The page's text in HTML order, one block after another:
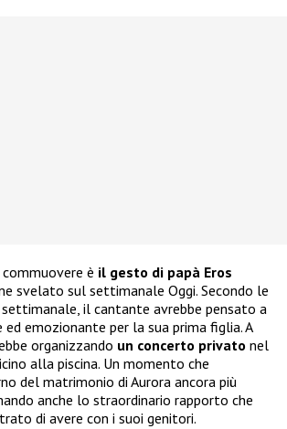
è il gesto di papà Eros
svelato sul settimanale Oggi. Secondo le
il cantante avrebbe pensato a
ed emozionante per la sua prima figlia. A
organizzando un concerto privato nel
alla piscina. Un momento che
del matrimonio di Aurora ancora più
anche lo straordinario rapporto che
di avere con i suoi genitori.